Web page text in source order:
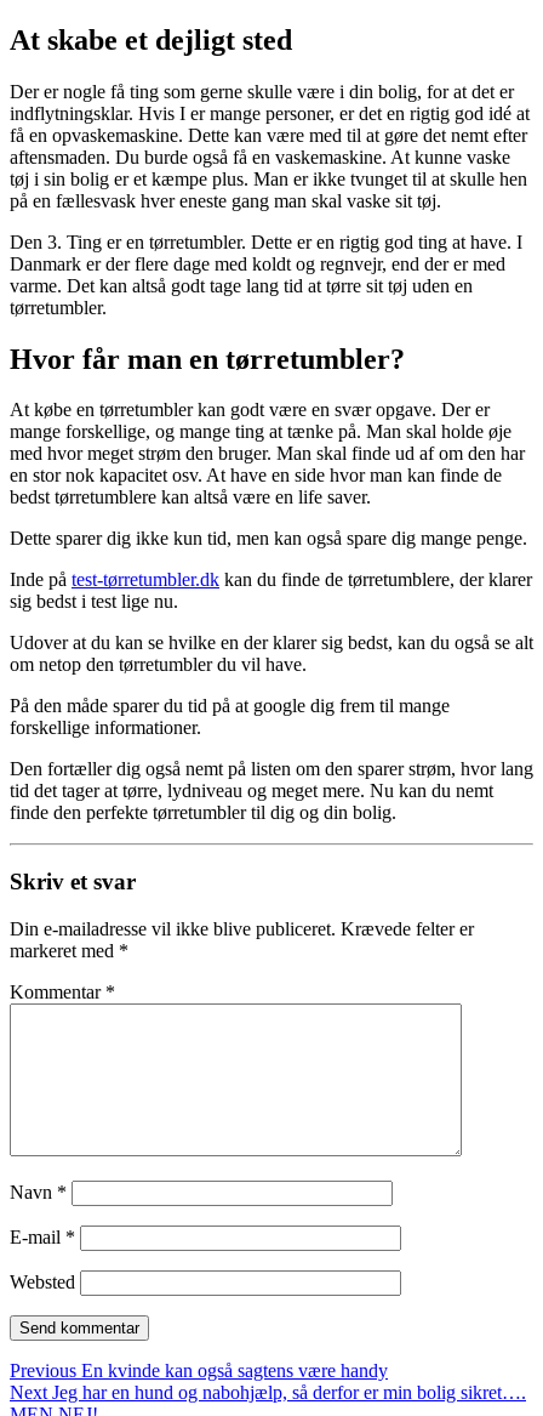
At skabe et dejligt sted
Der er nogle få ting som gerne skulle være i din bolig, for at det er
indflytningsklar. Hvis I er mange personer, er det en rigtig god idé at
få en opvaskemaskine. Dette kan være med til at gøre det nemt efter
aftensmaden. Du burde også få en vaskemaskine. At kunne vaske
tøj i sin bolig er et kæmpe plus. Man er ikke tvunget til at skulle hen
på en fællesvask hver eneste gang man skal vaske sit tøj.
Den 3. Ting er en tørretumbler. Dette er en rigtig god ting at have. I
Danmark er der flere dage med koldt og regnvejr, end der er med
varme. Det kan altså godt tage lang tid at tørre sit tøj uden en
tørretumbler.
Hvor får man en tørretumbler?
At købe en tørretumbler kan godt være en svær opgave. Der er
mange forskellige, og mange ting at tænke på. Man skal holde øje
med hvor meget strøm den bruger. Man skal finde ud af om den har
en stor nok kapacitet osv. At have en side hvor man kan finde de
bedst tørretumblere kan altså være en life saver.
Dette sparer dig ikke kun tid, men kan også spare dig mange penge.
Inde på test-tørretumbler.dk kan du finde de tørretumblere, der klarer
sig bedst i test lige nu.
Udover at du kan se hvilke en der klarer sig bedst, kan du også se alt
om netop den tørretumbler du vil have.
På den måde sparer du tid på at google dig frem til mange
forskellige informationer.
Den fortæller dig også nemt på listen om den sparer strøm, hvor lang
tid det tager at tørre, lydniveau og meget mere. Nu kan du nemt
finde den perfekte tørretumbler til dig og din bolig.
Skriv et svar
Din e-mailadresse vil ikke blive publiceret. Krævede felter er
markeret med *
Kommentar *
Navn *
E-mail *
Websted
Indlægsnavigation
Previous Previous
post:
En kvinde kan også sagtens være handy
Next Next
Jeg har en hund og nabohjælp, så derfor er min bolig sikret….